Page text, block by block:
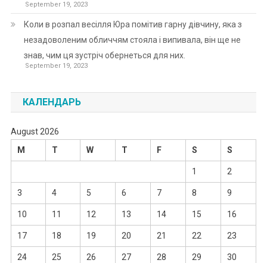
September 19, 2023
Коли в розпал весілля Юра помітив гарну дівчину, яка з
незадоволеним обличчям стояла і випивала, він ще не
знав, чим ця зустріч обернеться для них.
September 19, 2023
КАЛЕНДАРЬ
August 2026
M
T W T F S S
1 2
3 4 5 6 7 8 9
10 11 12 13 14 15 16
17 18 19 20 21 22 23
24 25 26 27 28 29 30